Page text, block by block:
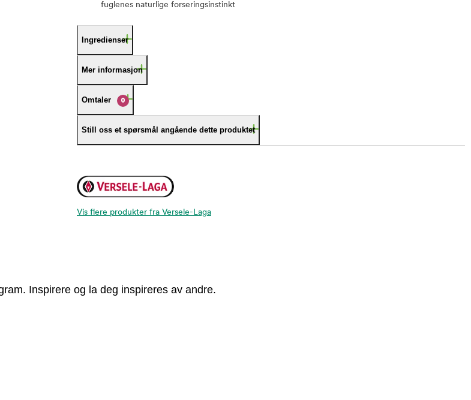
fuglenes naturlige forseringsinstinkt
Ingredienser
Mer informasjon
Omtaler 0
Still oss et spørsmål angående dette produktet
Vis flere produkter fra Versele-Laga
Inspirere og la deg inspireres av andre.